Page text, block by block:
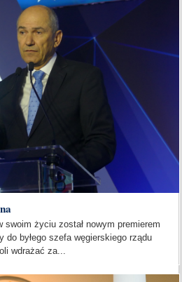
życiu został nowym premierem
do byłego szefa węgierskiego rządu
wdrażać za...